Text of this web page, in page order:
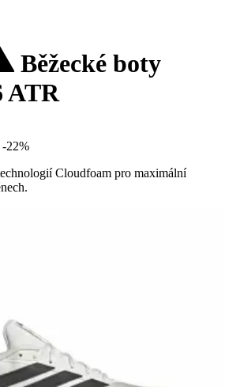
Běžecké boty
ATR
-22%
Cloudfoam pro maximální